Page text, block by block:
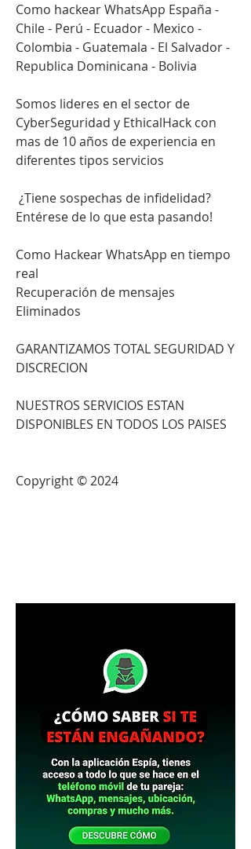
Como hackear WhatsApp España -
Chile - Perú - Ecuador - Mexico -
Colombia - Guatemala - El Salvador -
Republica Dominicana - Bolivia
Somos lideres en el sector de
CyberSeguridad y EthicalHack con
mas de 10 años de experiencia en
Como Hackear WhatsApp en tiempo
real
Recuperación de mensajes
Eliminados
GARANTIZAMOS TOTAL SEGURIDAD Y
DISCRECION
NUESTROS SERVICIOS ESTAN
Copyright © 2024